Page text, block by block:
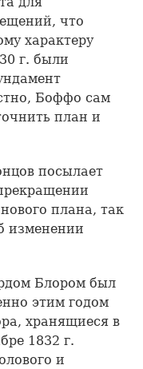
что
характеру
г. были
Боффо сам
план и
посылает
плана, так
изменении
Блором был
этим годом
хранящиеся в
1832 г.
и